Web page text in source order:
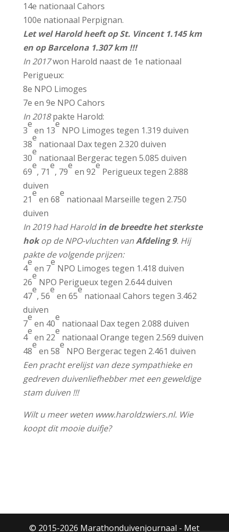
14e nationaal Cahors
100e nationaal Perpignan.
Let wel Harold heeft op St. Vincent 1.145 km
en op Barcelona 1.307 km !!!
In 2017won Harold naast de 1e nationaal
Perigueux:
8e NPO Limoges
7e en 9e NPO Cahors
In 2018pakte Harold:
3
e
en 13
e
NPO Limoges tegen 1.319 duiven
38
e
nationaal Dax tegen 2.320 duiven
30
e
nationaal Bergerac tegen 5.085 duiven
69
e
, 71
e
, 79
e
en 92
e
Perigueux tegen 2.888
duiven
21
e
en 68
e
nationaal Marseille tegen 2.750
duiven
In 2019 had Haroldin de breedte het sterkste
hokop de NPO-vluchten vanAfdeling 9. Hij
pakte de volgende prijzen:
4
e
en 7
e
NPO Limoges tegen 1.418 duiven
26
e
NPO Perigueux tegen 2.644 duiven
47
e
, 56
e
en 65
e
nationaal Cahors tegen 3.462
duiven
7
e
en 40
e
nationaal Dax tegen 2.088 duiven
4
e
en 22
e
nationaal Orange tegen 2.569 duiven
48
e
en 58
e
NPO Bergerac tegen 2.461 duiven
Een pracht erelijst van deze sympathieke en
gedreven duivenliefhebber met een geweldige
stam duiven !!!
Wilt u meer weten www.haroldzwiers.nl. Wie
koopt dit mooie duifje?
© 2015-2026 Marathonduivenjournaal - Met